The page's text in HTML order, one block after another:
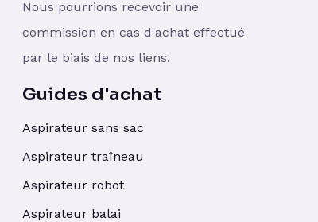
Nous pourrions recevoir une
commission en cas d'achat effectué
par le biais de nos liens.
Guides d'achat
Aspirateur sans sac
Aspirateur traîneau
Aspirateur robot
Aspirateur balai